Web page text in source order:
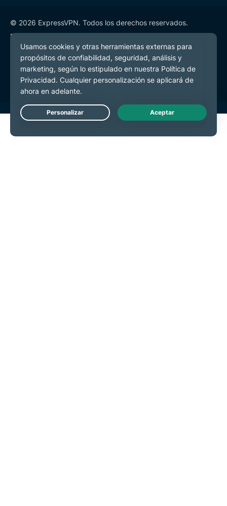
© 2026 ExpressVPN. Todos los derechos reservados.
Política de Privacidad
Términos de Servicio
Preferencias de cookies
Live Chat